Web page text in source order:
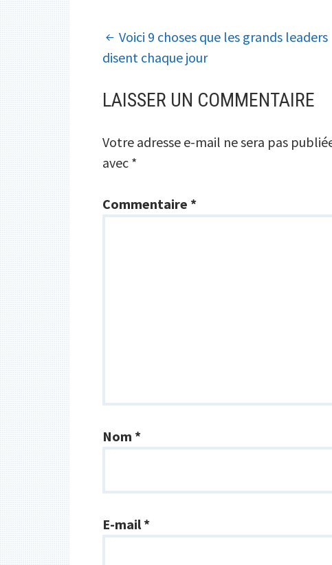
NAVIGATION
DES
ARTICLES
Voici 9 choses que les grands leaders
disent chaque jour
LAISSER UN COMMENTAIRE
Votre adresse e-mail ne sera pas
avec *
Commentaire *
Nom *
E-mail*